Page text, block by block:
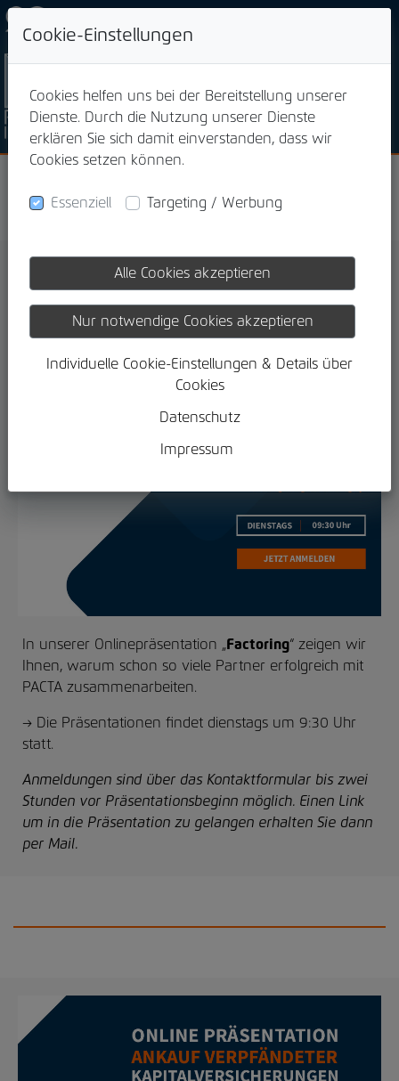
Onlinepräsentation
In unserer Onlinepräsentation „Factoring“ zeigen wir
Ihnen, warum schon so viele Partner erfolgreich mit
PACTA zusammenarbeiten.
→ Die Präsentationen findet dienstags um 9:30 Uhr
statt.
Anmeldungen sind über das Kontaktformular bis zwei
Stunden vor Präsentationsbeginn möglich. Einen Link
um in die Präsentation zu gelangen erhalten Sie dann
per Mail.
Cookie-Einstellungen
Cookies helfen uns bei der Bereitstellung unserer
Dienste. Durch die Nutzung unserer Dienste
erklären Sie sich damit einverstanden, dass wir
Cookies setzen können.
Essenziell Targeting / Werbung
Alle Cookies akzeptieren
Nur notwendige Cookies akzeptieren
Individuelle Cookie-Einstellungen & Details über
Cookies
Datenschutz
Impressum